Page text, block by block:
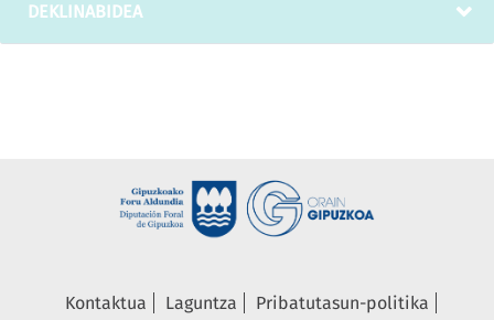
DEKLINABIDEA
Kontaktua Laguntza
Pribatutasun-politika